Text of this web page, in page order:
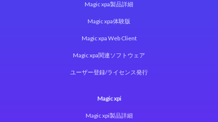
Magic xpa製品詳細
Magic xpa体験版
Magic xpa Web Client
Magic xpa関連ソフトウェア
ユーザー登録/ライセンス発行
Magic xpi
Magic xpi製品詳細